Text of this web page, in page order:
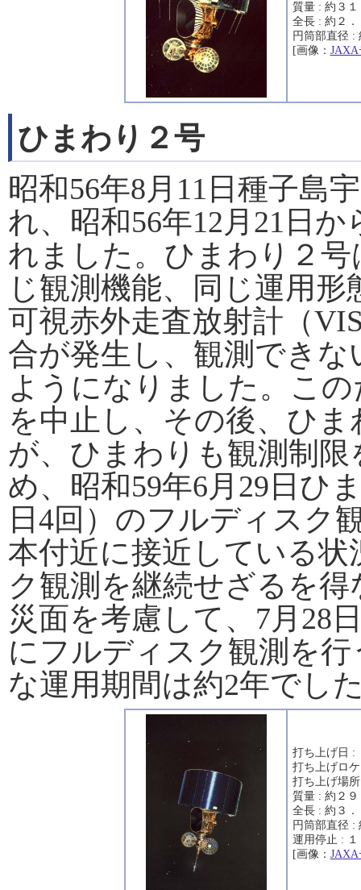
質量 : 約３１
全長 : 約２．
円筒部直径 :
[画像： JAXA
ひまわり２号
昭和56年8月11日種子島
れ、昭和56年12月21日
れました。ひまわり２
じ観測機能、同じ運用形
可視赤外走査放射計（
合が発生し、観測でき
ようになりました。こ
を中止し、その後、ひ
が、ひまわりも観測制
め、昭和59年6月29日ひ
日4回）のフルディスク
本付近に接近している
ク観測を継続せざるを
災面を考慮して、7月28
にフルディスク観測を
な運用期間は約2年でし
打ち上げ日 :
打ち上げロ
打ち上げ場
質量 : 約２９
全長 : 約３．
円筒部直径 :
運用停止 :
[画像： JAXA